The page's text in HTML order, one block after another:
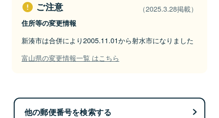
ご注意 （2025.3.28掲載）
住所等の変更情報
新湊市は合併により2005.11.01から射水市になりました
富山県の変更情報一覧 はこちら
他の郵便番号を検索する